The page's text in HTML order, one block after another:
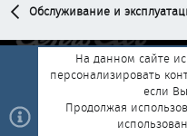
Обслуживание и
Обратная связь
Условия и
Политика
На данном сайте
персонализировать
если
Продолжая